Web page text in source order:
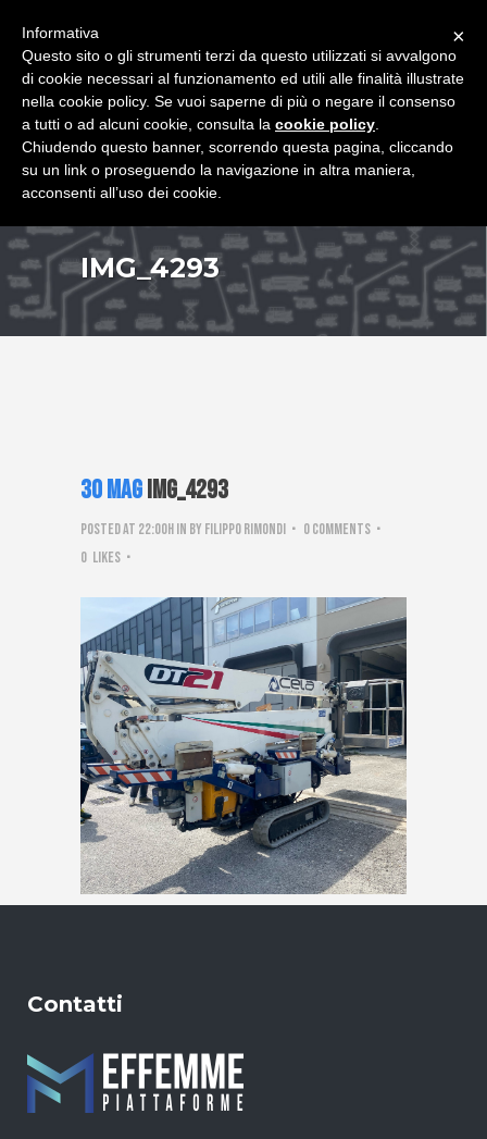
IMG_4293
30 MagIMG_4293
Posted at 22:00hin by Filippo Rimondi
0 Comments
0 Likes
Contatti
×
Informativa
Questo sito o gli strumenti terzi da questo utilizzati si avvalgono
di cookie necessari al funzionamento ed utili alle finalità illustrate
nella cookie policy. Se vuoi saperne di più o negare il consenso
a tutti o ad alcuni cookie, consulta la cookie policy
Chiudendo questo banner, scorrendo questa pagina, cliccando
su un link o proseguendo la navigazione in altra maniera,
acconsenti all’uso dei cookie.